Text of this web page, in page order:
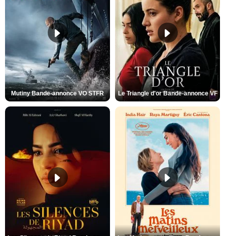
Mutiny Bande-annonce VO STFR Le Triangle d'or Bande-annonce VF